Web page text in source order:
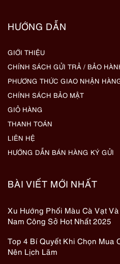
HƯỚNG DẪN
GIỚI THIỆU
CHÍNH SÁCH GỬI TRẢ / BẢO
PHƯƠNG THỨC GIAO NHẬN
CHÍNH SÁCH BẢO MẬT
GIỎ HÀNG
THANH TOÁN
LIÊN HỆ
HƯỚNG DẪN BÁN HÀNG KÝ GỬI
BÀI VIẾT MỚI NHẤT
Xu Hướng Phối Màu Cà Vạt
Nam Công Sở Hot Nhất 2025
Top 4 Bí Quyết Khi Chọn Mua
Nên Lịch Lãm